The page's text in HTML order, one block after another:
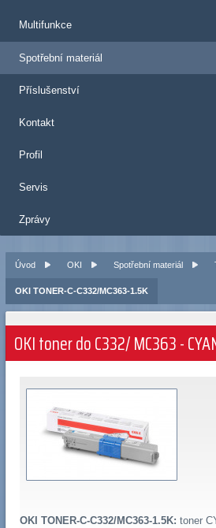
Multifunkce
Spotřební materiál
Příslušenství
Kontakt
Profil
Servis
Zprávy
Úvod OKI Spotřební materiál
OKI TONER-C-C332/MC363-1.5K
OKI toner do C332/ MC363 -
OKI TONER-C-C332/MC363-1.5K: toner